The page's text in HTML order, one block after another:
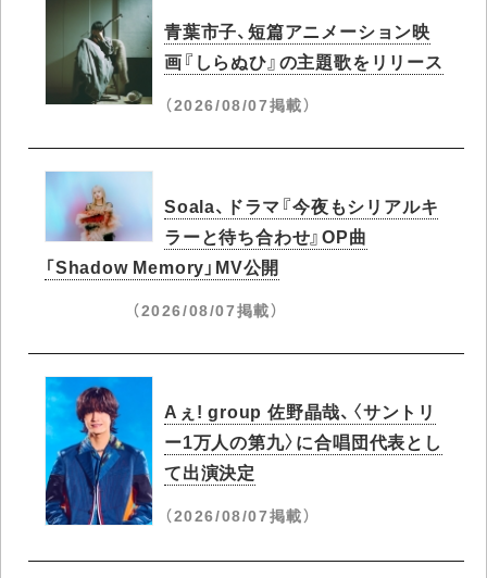
青葉市子、短篇アニメーション映
画『しらぬひ』の主題歌をリリース
（2026/08/07掲載）
Soala、ドラマ『今夜もシリアルキ
ラーと待ち合わせ』OP曲
「Shadow Memory」MV公開
（2026/08/07掲載）
Aぇ! group 佐野晶哉、〈サントリ
ー1万人の第九〉に合唱団代表とし
て出演決定
（2026/08/07掲載）